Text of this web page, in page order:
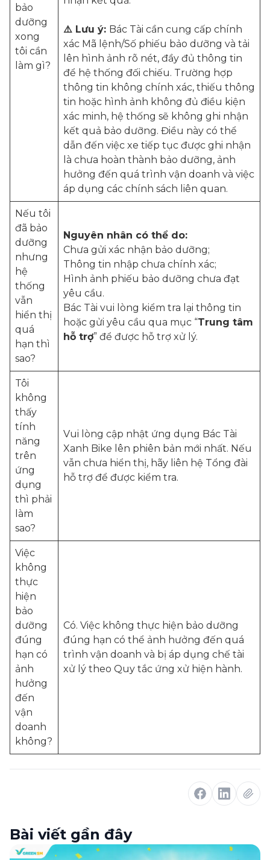
bảo
dưỡng
xong
tôi cần
làm gì?
⚠️ Lưu ý: Bác Tài cần cung cấp chính
xác Mã lệnh/Số phiếu bảo dưỡng và tải
lên hình ảnh rõ nét, đầy đủ thông tin
để hệ thống đối chiếu. Trường hợp
thông tin không chính xác, thiếu thông
tin hoặc hình ảnh không đủ điều kiện
xác minh, hệ thống sẽ không ghi nhận
kết quả bảo dưỡng. Điều này có thể
dẫn đến việc xe tiếp tục được ghi nhận
là chưa hoàn thành bảo dưỡng, ảnh
hưởng đến quá trình vận doanh và việc
áp dụng các chính sách liên quan.
Nếu tôi
đã bảo
dưỡng
nhưng
hệ
thống
vẫn
hiển thị
quá
hạn thì
sao?
Nguyên nhân có thể do:
Chưa gửi xác nhận bảo dưỡng;
Thông tin nhập chưa chính xác;
Hình ảnh phiếu bảo dưỡng chưa đạt
yêu cầu.
Bác Tài vui lòng kiểm tra lại thông tin
hoặc gửi yêu cầu qua mục “Trung tâm
hỗ trợ” để được hỗ trợ xử lý.
Tôi
không
thấy
tính
năng
trên
ứng
dụng
thì phải
làm
sao?
Vui lòng cập nhật ứng dụng Bác Tài
Xanh Bike lên phiên bản mới nhất. Nếu
vẫn chưa hiển thị, hãy liên hệ Tổng đài
hỗ trợ để được kiểm tra.
Việc
không
thực
hiện
bảo
dưỡng
đúng
hạn có
ảnh
hưởng
đến
vận
doanh
không?
Có. Việc không thực hiện bảo dưỡng
đúng hạn có thể ảnh hưởng đến quá
trình vận doanh và bị áp dụng chế tài
xử lý theo Quy tắc ứng xử hiện hành.
Bài viết gần đây